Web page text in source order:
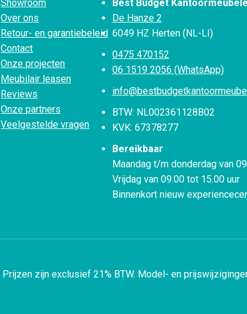
Showroom
Over ons
Retour- en garantiebeleid
Contact
Onze projecten
Meubilair leasen
Reviews
Onze partners
Veelgestelde vragen
Best Budget
De Hanze 2
6049 HZ Herten (NL-LI)
0475 470152
06 1519 2056 (WhatsApp)
BTW: NL002361128B02
KVK: 67378277
Bereikbaar
Maandag t/m donderdag van
Vrijdag van 09.00 tot 15.00 uur
Binnenkort nieuw
Prijzen zijn exclusief 21% BTW. Model- en